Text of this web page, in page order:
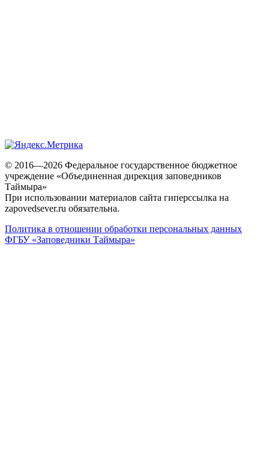
© 2016—2026 Федеральное государственное бюджетное
учреждение «Объединенная дирекция заповедников
Таймыра»
zapovedsever.ru обязательна.